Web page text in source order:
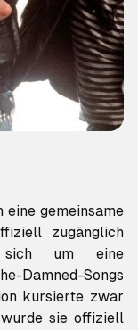
eine gemeinsame
zugänglich
sich um eine
kursierte zwar
sie offiziell